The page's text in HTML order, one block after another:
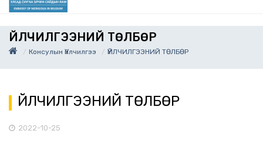
ҮЙЛЧИЛГЭЭНИЙ ТӨЛБӨР
Консулын Үйлчилгээ ҮЙЛЧИЛГЭЭНИЙ ТӨЛБӨР
ҮЙЛЧИЛГЭЭНИЙ ТӨЛБӨР
2022-10-25